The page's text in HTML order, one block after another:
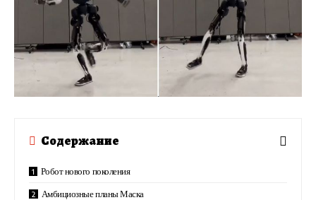
Содержание
Робот нового поколения
Амбициозные планы Маска